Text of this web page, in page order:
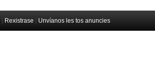
Rexistrase Unvíanos les tos anuncies